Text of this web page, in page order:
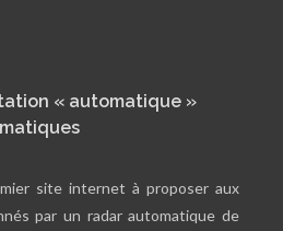
« automatique »
site internet à proposer aux
par un radar automatique de